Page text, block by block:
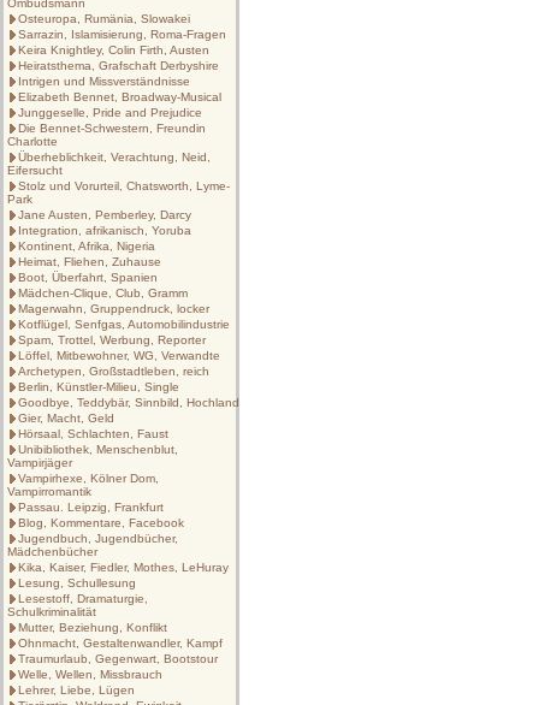
Ombudsmann
Osteuropa, Rumänia, Slowakei
Sarrazin, Islamisierung, Roma-Fragen
Keira Knightley, Colin Firth, Austen
Heiratsthema, Grafschaft Derbyshire
Intrigen und Missverständnisse
Elizabeth Bennet, Broadway-Musical
Junggeselle, Pride and Prejudice
Die Bennet-Schwestern, Freundin
Charlotte
Überheblichkeit, Verachtung, Neid,
Eifersucht
Stolz und Vorurteil, Chatsworth, Lyme-
Park
Jane Austen, Pemberley, Darcy
Integration, afrikanisch, Yoruba
Kontinent, Afrika, Nigeria
Heimat, Fliehen, Zuhause
Boot, Überfahrt, Spanien
Mädchen-Clique, Club, Gramm
Magerwahn, Gruppendruck, locker
Kotflügel, Senfgas, Automobilindustrie
Spam, Trottel, Werbung, Reporter
Löffel, Mitbewohner, WG, Verwandte
Archetypen, Großstadtleben, reich
Berlin, Künstler-Milieu, Single
Goodbye, Teddybär, Sinnbild, Hochland
Gier, Macht, Geld
Hörsaal, Schlachten, Faust
Unibibliothek, Menschenblut,
Vampirjäger
Vampirhexe, Kölner Dom,
Vampirromantik
Passau. Leipzig, Frankfurt
Blog, Kommentare, Facebook
Jugendbuch, Jugendbücher,
Mädchenbücher
Kika, Kaiser, Fiedler, Mothes, LeHuray
Lesung, Schullesung
Lesestoff, Dramaturgie,
Schulkriminalität
Mutter, Beziehung, Konflikt
Ohnmacht, Gestaltenwandler, Kampf
Traumurlaub, Gegenwart, Bootstour
Welle, Wellen, Missbrauch
Lehrer, Liebe, Lügen